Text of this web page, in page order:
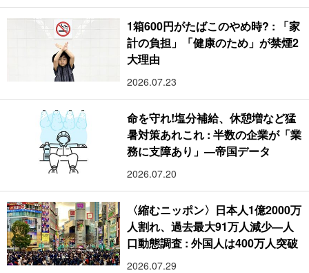
1箱600円がたばこのやめ時? : 「家
計の負担」「健康のため」が禁煙2
大理由
2026.07.23
命を守れ!塩分補給、休憩増など猛
暑対策あれこれ : 半数の企業が「業
務に支障あり」―帝国データ
2026.07.20
〈縮むニッポン〉日本人1億2000万
人割れ、過去最大91万人減少―人
口動態調査 : 外国人は400万人突破
2026.07.29